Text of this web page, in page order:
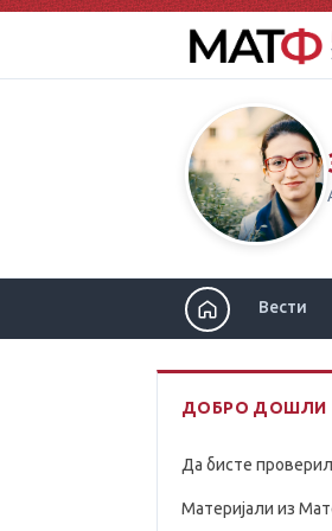
Вести
ДОБРО ДОШЛИ
Да бисте
Материјали из